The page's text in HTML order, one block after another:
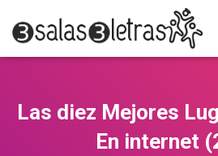
Las diez Mejores
En internet